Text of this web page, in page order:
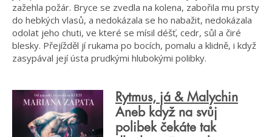
zažehla požár. Bryce se zvedla na kolena, zabořila mu prsty
do hebkých vlasů, a nedokázala se ho nabažit, nedokázala
odolat jeho chuti, ve které se mísil déšť, cedr, sůl a čiré
blesky. Přejížděl jí rukama po bocích, pomalu a klidně, i když
zasypával její ústa prudkými hlubokými polibky.
Rytmus, já & Malychin
Aneb když na svůj
polibek čekáte tak